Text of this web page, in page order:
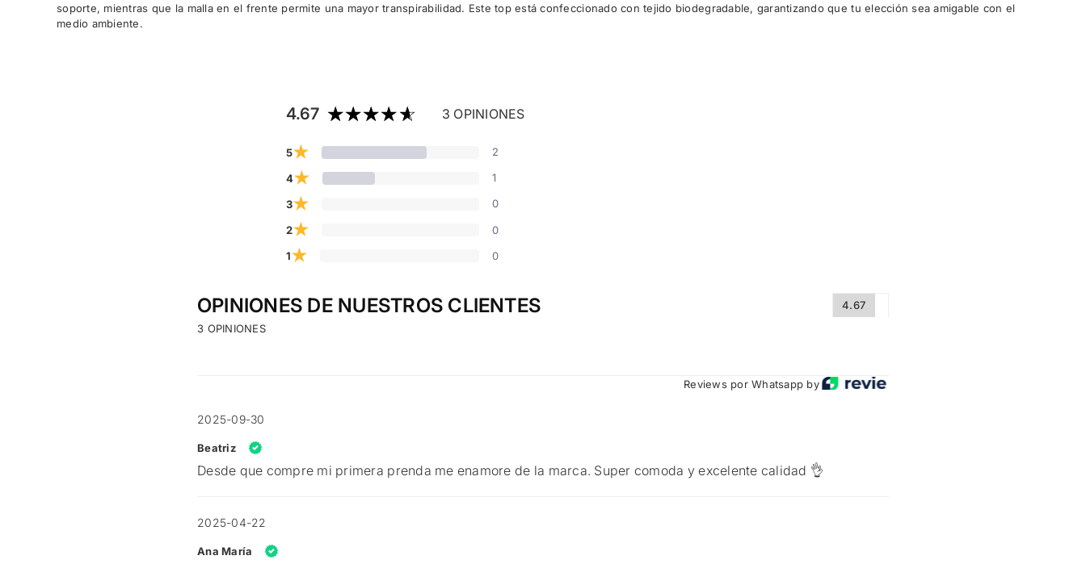
soporte, mientras que la malla en el frente permite una mayor transpirabilidad. Este top está confeccionado con tejido biodegradable, garantizando que tu elección sea amigable con el
medio ambiente.
4.67 3 OPINIONES
5★ 2
4★ 1
3★ 0
2★ 0
1★ 0
OPINIONES DE NUESTROS CLIENTES
3 OPINIONES
4.67
Reviews por Whatsapp by
2025-09-30
Beatriz
Desde que compre mi primera prenda me enamore de la marca. Super comoda y excelente calidad 👌
2025-04-22
Ana María